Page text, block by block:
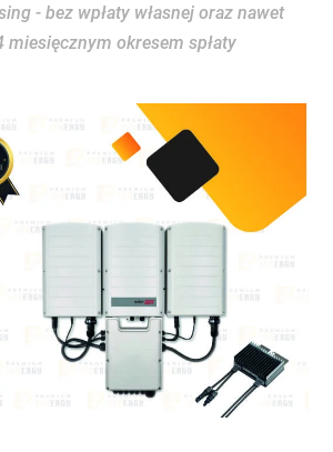
- bez wpłaty własnej oraz nawet
miesięcznym okresem spłaty